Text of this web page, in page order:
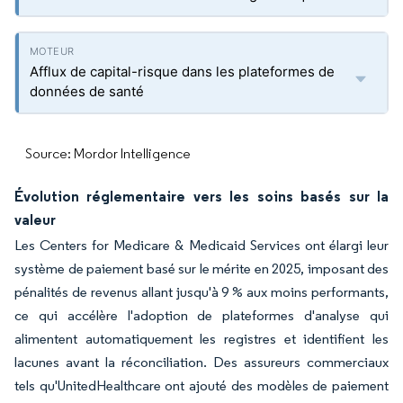
Afflux de capital-risque dans les plateformes de
données de santé
Source: Mordor Intelligence
Évolution réglementaire vers les soins basés sur la
valeur
Les Centers for Medicare & Medicaid Services ont élargi leur
système de paiement basé sur le mérite en 2025, imposant des
pénalités de revenus allant jusqu'à 9 % aux moins performants,
ce qui accélère l'adoption de plateformes d'analyse qui
alimentent automatiquement les registres et identifient les
lacunes avant la réconciliation. Des assureurs commerciaux
tels qu'UnitedHealthcare ont ajouté des modèles de paiement